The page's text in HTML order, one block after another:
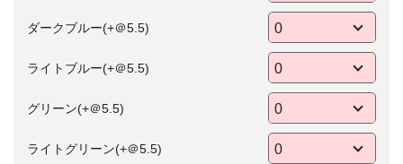
ダークブルー(+＠5.5)
ライトブルー(+＠5.5)
グリーン(+＠5.5)
ライトグリーン(+＠5.5)